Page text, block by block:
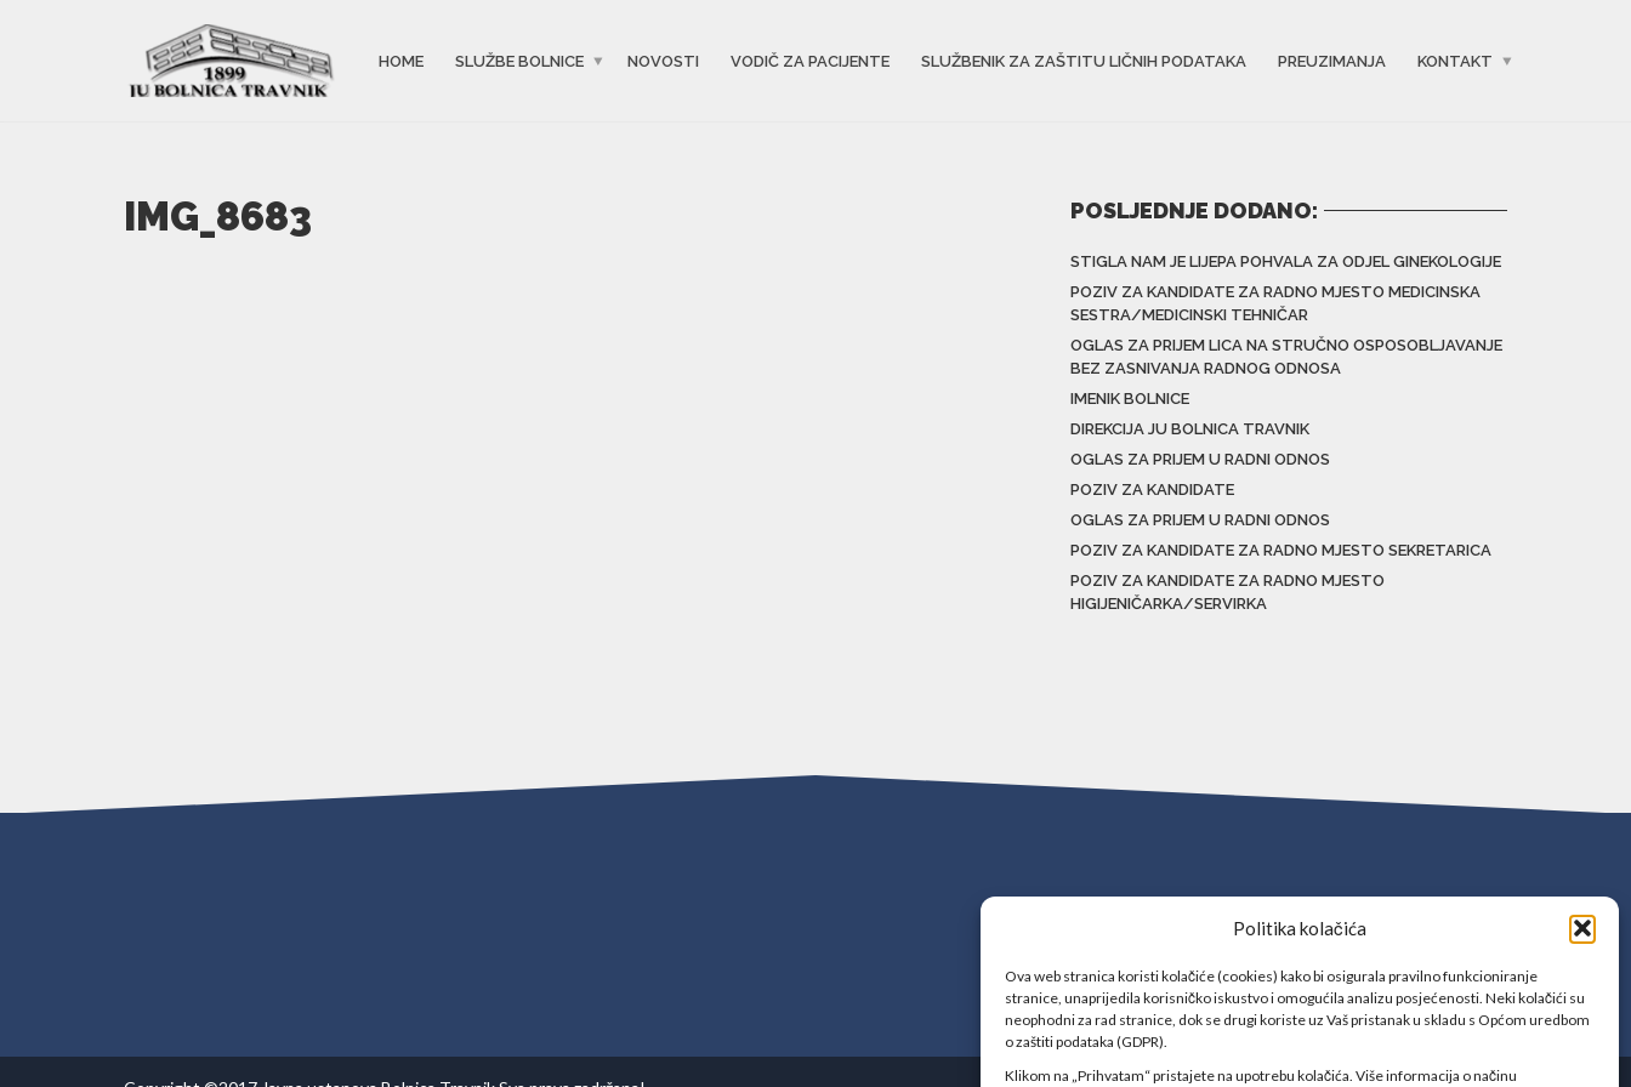
Politika kolačića
Ova web stranica koristi kolačiće (cookies) kako bi osigurala pravilno funkcioniranje
stranice, unaprijedila korisničko iskustvo i omogućila analizu posjećenosti. Neki kolačići su
neophodni za rad stranice, dok se drugi koriste uz Vaš pristanak u skladu s Općom uredbom
o zaštiti podataka (GDPR).
Klikom na „Prihvatam“ pristajete na upotrebu kolačića. Više informacija o načinu
HOME SLUŽBE BOLNICE NOVOSTI VODIČ ZA PACIJENTE SLUŽBENIK ZA ZAŠTITU LIČNIH PODATAKA PREUZIMANJA KONTAKT
IMG_8683 POSLJEDNJE DODANO:
STIGLA NAM JE LIJEPA POHVALA ZA ODJEL GINEKOLOGIJE
POZIV ZA KANDIDATE ZA RADNO MJESTO MEDICINSKA
SESTRA/MEDICINSKI TEHNIČAR
OGLAS ZA PRIJEM LICA NA STRUČNO OSPOSOBLJAVANJE
BEZ ZASNIVANJA RADNOG ODNOSA
IMENIK BOLNICE
DIREKCIJA JU BOLNICA TRAVNIK
OGLAS ZA PRIJEM U RADNI ODNOS
POZIV ZA KANDIDATE
OGLAS ZA PRIJEM U RADNI ODNOS
POZIV ZA KANDIDATE ZA RADNO MJESTO SEKRETARICA
POZIV ZA KANDIDATE ZA RADNO MJESTO
HIGIJENIČARKA/SERVIRKA